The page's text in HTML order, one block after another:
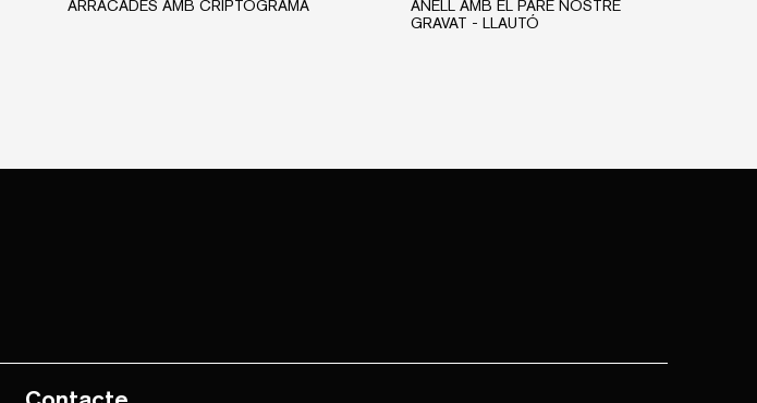
ARRACADES AMB CRIPTOGRAMA
ANELL AMB EL PARE NOSTRE
GRAVAT - LLAUTÓ